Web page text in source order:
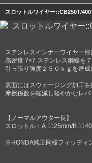
スロットルワイヤー::CB250T/
ステンレスインナーワイヤー部
高密度 7×7 ステンレス鋼線を
引っ張り強度２５０ｋｇを達成
表面にはスウェージング加工を
摩擦係数を軽減し軽やかなレバ
【ノーマルアウター長】
スロットル：A.1125mm/
※HONDA純正同様フィッティ